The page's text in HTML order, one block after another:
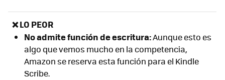
❌ LO PEOR
No admite función de escritura:Aunque esto es
algo que vemos mucho en la competencia,
Amazon se reserva esta función para el Kindle
Scribe.